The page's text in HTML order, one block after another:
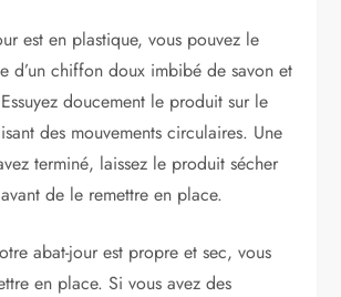
est en plastique, vous pouvez le
d’un chiffon doux imbibé de savon et
doucement le produit sur le
des mouvements circulaires. Une
terminé, laissez le produit sécher
de le remettre en place.
abat-jour est propre et sec, vous
en place. Si vous avez des